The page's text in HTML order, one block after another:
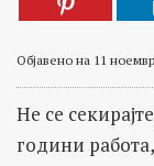
Објавено на 11
Не се
години